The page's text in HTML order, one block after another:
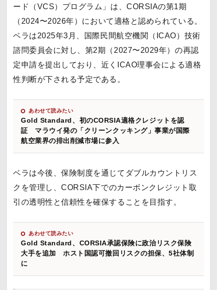
ード（VCS）プログラム」は、CORSIAの第1期
（2024〜2026年）において適格と認められている。
ベラは2025年3月、国際民間航空機関（ICAO）技術
諮問委員会に対し、第2期（2027〜2029年）の再認
定申請を提出しており、近くICAO理事会による適格
性判断が下される予定である。
あわせて読みたい
Gold Standard、初のCORSIA適格クレジットを認
証 マラウイ発の「クリーンクッキング」事業が国際
航空業界の排出削減市場に参入
ベラは今後、保険制度を通じてダブルカウントリス
クを管理し、CORSIA下でのカーボンクレジット取
引の透明性と信頼性を確保することを目指す。
あわせて読みたい
Gold Standard、CORSIA承認保険に政治リスク保険
大手を追加 ホスト国認可撤回リスクの担保、5社体制
に